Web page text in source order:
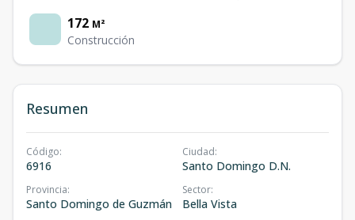
172 M²
Construcción
Resumen
Código:
6916
Ciudad:
Santo Domingo D.N.
Provincia:
Santo Domingo de Guzmán
Sector:
Bella Vista